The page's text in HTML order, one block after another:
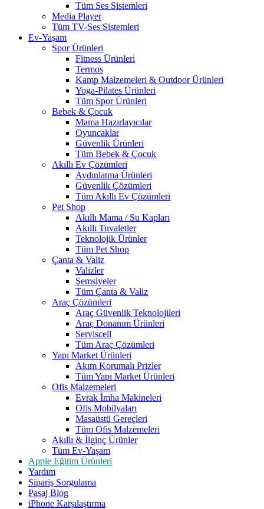
Tüm Ses Sistemleri
Media Player
Tüm TV-Ses Sistemleri
Ev-Yaşam
Spor Ürünleri
Fitness Ürünleri
Termos
Kamp Malzemeleri & Outdoor Ürünleri
Yoga-Pilates Ürünleri
Tüm Spor Ürünleri
Bebek & Çocuk
Mama Hazırlayıcılar
Oyuncaklar
Güvenlik Ürünleri
Tüm Bebek & Çocuk
Akıllı Ev Çözümleri
Aydınlatma Ürünleri
Güvenlik Çözümleri
Tüm Akıllı Ev Çözümleri
Pet Shop
Akıllı Mama / Su Kapları
Akıllı Tuvaletler
Teknolojik Ürünler
Tüm Pet Shop
Çanta & Valiz
Valizler
Şemsiyeler
Tüm Çanta & Valiz
Araç Çözümleri
Araç Güvenlik Teknolojileri
Araç Donanım Ürünleri
Serviscell
Tüm Araç Çözümleri
Yapı Market Ürünleri
Akım Korumalı Prizler
Tüm Yapı Market Ürünleri
Ofis Malzemeleri
Evrak İmha Makineleri
Ofis Mobilyaları
Masaüstü Gereçleri
Tüm Ofis Malzemeleri
Akıllı & İlginç Ürünler
Tüm Ev-Yaşam
Apple Eğitim Ürünleri
Yardım
Sipariş Sorgulama
Pasaj Blog
iPhone Karşılaştırma